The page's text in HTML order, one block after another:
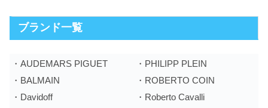
ブランド一覧
・AUDEMARS PIGUET
・BALMAIN
・Davidoff
・PHILIPP PLEIN
・ROBERTO COIN
・Roberto Cavalli